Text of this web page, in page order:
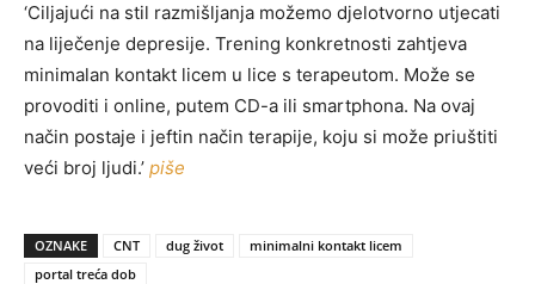
‘Ciljajući na stil razmišljanja možemo djelotvorno utjecati
na liječenje depresije. Trening konkretnosti zahtjeva
minimalan kontakt licem u lice s terapeutom. Može se
provoditi i online, putem CD-a ili smartphona. Na ovaj
način postaje i jeftin način terapije, koju si može priuštiti
veći broj ljudi.’ piše
OZNAKE CNT dug život
minimalni kontakt licem
portal treća dob